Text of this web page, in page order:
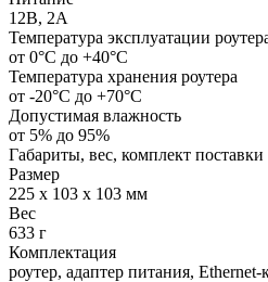
12В, 2А
Температура эксплуатации
от 0°С до +40°С
Температура хранения роутера
от -20°С до +70°С
Допустимая влажность
от 5% до 95%
Габариты, вес, комплект поставки
Размер
225 x 103 x 103 мм
Вес
633 г
Комплектация
роутер, адаптер питания,